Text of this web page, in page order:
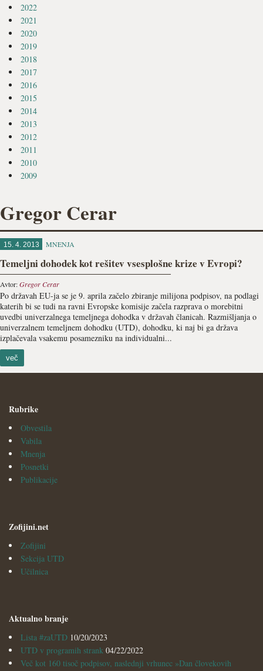
2022
2021
2020
2019
2018
2017
2016
2015
2014
2013
2012
2011
2010
2009
Gregor Cerar
15. 4. 2013 MNENJA
Temeljni dohodek kot rešitev vsesplošne krize v Evropi?
Avtor:Gregor Cerar
Po državah EU-ja se je 9. aprila začelo zbiranje milijona podpisov, na podlagi
katerih bi se tudi na ravni Evropske komisije začela razprava o morebitni
uvedbi univerzalnega temeljnega dohodka v državah članicah. Razmišljanja o
univerzalnem temeljnem dohodku (UTD), dohodku, ki naj bi ga država
izplačevala vsakemu posamezniku na individualni...
več
Rubrike
Obvestila
Vabila
Mnenja
Posnetki
Publikacije
Zofijini.net
Zofijini
Sekcija UTD
Učilnica
Aktualno branje
Lista #zaUTD 10/20/2023
UTD v programih strank 04/22/2022
Več kot 160 tisoč podpisov, naslednji vrhunec »Dan človekovih